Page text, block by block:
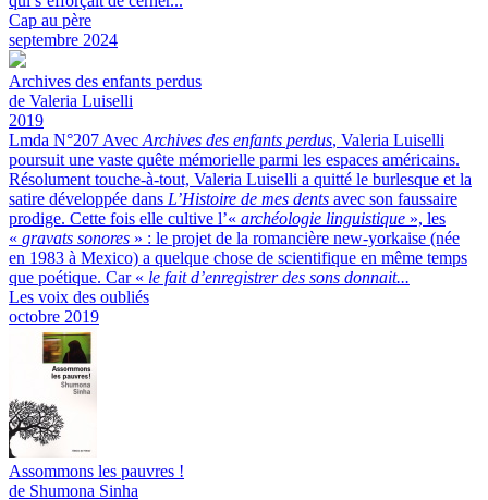
Cap au père
septembre 2024
Archives des enfants perdus
de Valeria Luiselli
2019
Lmda N°207 Avec Archives des enfants perdus, Valeria Luiselli
poursuit une vaste quête mémorielle parmi les espaces américains.
Résolument touche-à-tout, Valeria Luiselli a quitté le burlesque et la
satire développée dans L’Histoire de mes dents avec son faussaire
prodige. Cette fois elle cultive l’« archéologie linguistique », les
« gravats sonores » : le projet de la romancière new-yorkaise (née
en 1983 à Mexico) a quelque chose de scientifique en même temps
que poétique. Car « le fait d’enregistrer des sons donnait...
Les voix des oubliés
octobre 2019
Assommons les pauvres !
de Shumona Sinha